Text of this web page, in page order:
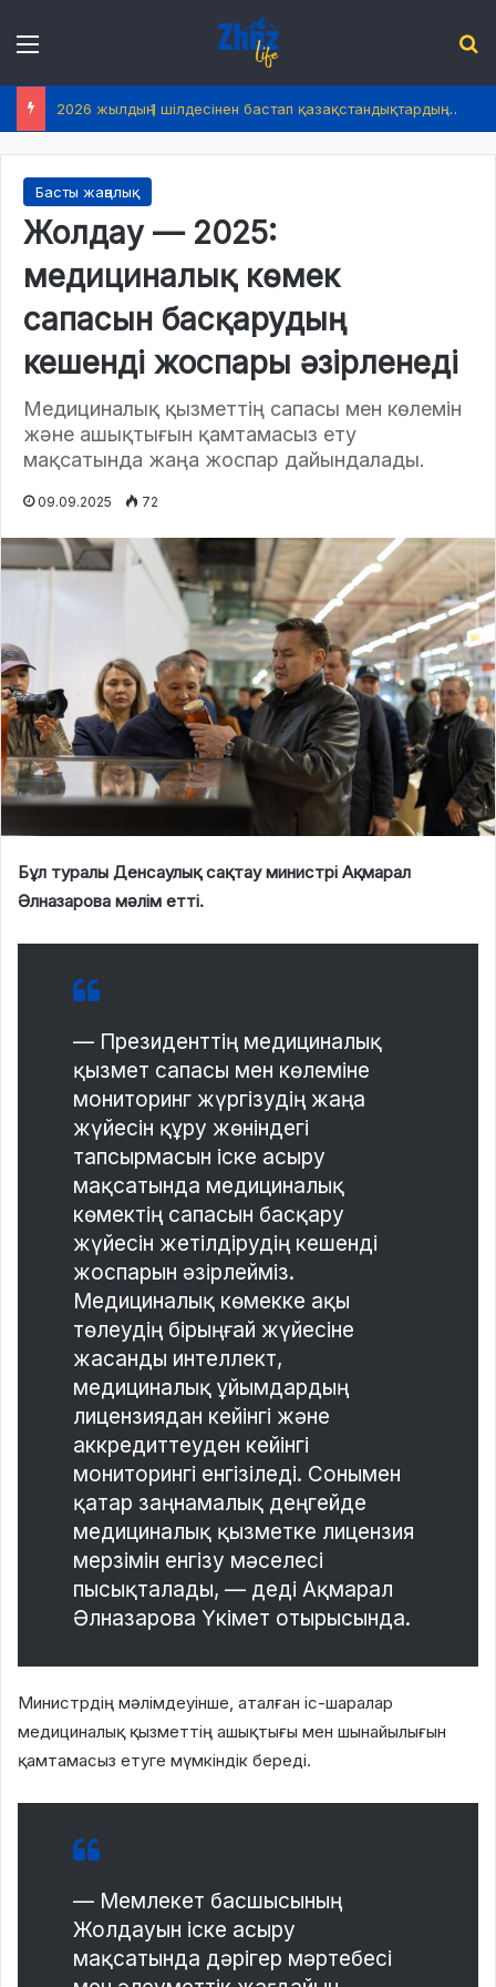
2026 жылдың 1 шілдесінен бастап қазақстандықтардың өмірінде не өзгереді?
Басты жаңалық
Жолдау — 2025:
медициналық көмек
сапасын басқарудың
кешенді жоспары әзірленеді
Медициналық қызметтің сапасы мен көлемін
және ашықтығын қамтамасыз ету
мақсатында жаңа жоспар дайындалады.
09.09.2025 72
Бұл туралы Денсаулық сақтау министрі Ақмарал
Әлназарова мәлім етті.
— Президенттің медициналық
қызмет сапасы мен көлеміне
мониторинг жүргізудің жаңа
жүйесін құру жөніндегі
тапсырмасын іске асыру
мақсатында медициналық
көмектің сапасын басқару
жүйесін жетілдірудің кешенді
жоспарын әзірлейміз.
Медициналық көмекке ақы
төлеудің бірыңғай жүйесіне
жасанды интеллект,
медициналық ұйымдардың
лицензиядан кейінгі және
аккредиттеуден кейінгі
мониторингі енгізіледі. Сонымен
қатар заңнамалық деңгейде
медициналық қызметке лицензия
мерзімін енгізу мәселесі
пысықталады, — деді Ақмарал
Әлназарова Үкімет отырысында.
Министрдің мәлімдеуінше, аталған іс-шаралар
медициналық қызметтің ашықтығы мен шынайылығын
қамтамасыз етуге мүмкіндік береді.
— Мемлекет басшысының
Жолдауын іске асыру
мақсатында дәрігер мәртебесі